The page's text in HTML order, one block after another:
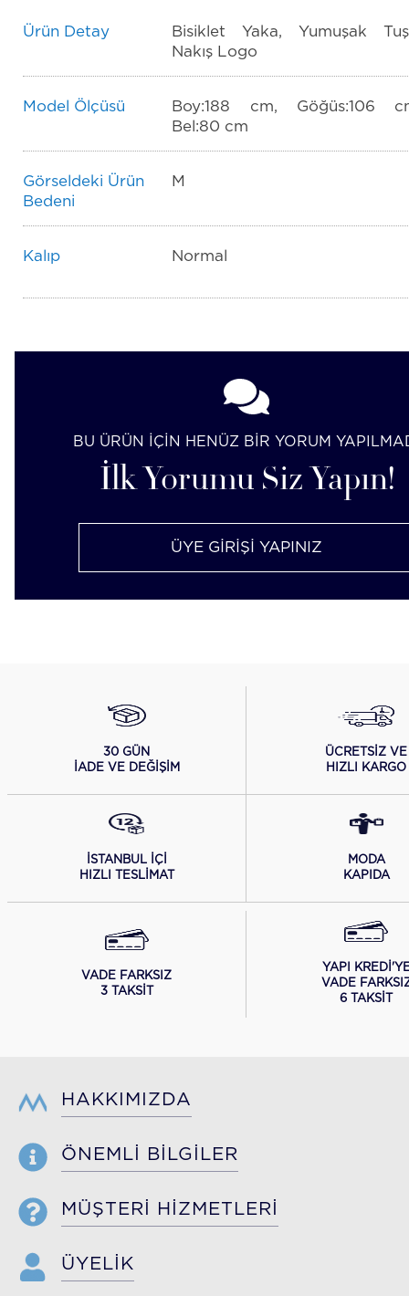
Ürün Detay
Bisiklet Yaka, Yumuşak
Nakış Logo
Model Ölçüsü
Boy:188 cm, Göğüs:106
Bel:80 cm
Görseldeki Ürün
Bedeni
M
Kalıp Normal
BU ÜRÜN İÇİN HENÜZ BİR YORUM
İlk Yorumu Siz Yapın!
ÜYE GİRİŞİ YAPINIZ
30 GÜN
İADE VE DEĞİŞİM
ÜCRETSİZ VE
HIZLI KARGO
İSTANBUL İÇİ
HIZLI TESLİMAT
MODA
KAPIDA
VADE FARKSIZ
3 TAKSİT
YAPI
VADE
6 TAKSİT
HAKKIMIZDA
ÖNEMLİ BİLGİLER
MÜŞTERİ HİZMETLERİ
ÜYELİK